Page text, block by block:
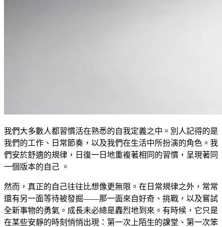
我們大多數人都習慣活在熟悉的自我定義之中。別人記得的是
我們的工作、日常節奏，以及我們在生活中所扮演的角色。我
們安於舒適的規律，日復一日地重複著相同的習慣，呈現著同
一個版本的自己 。
然而，真正的自己往往比想像更無限。在日常規律之外，常常
還有另一面等待被發掘——那一面來自好奇、挑戰，以及嘗試
全新事物的勇氣。成長未必總是轟烈地到來。有時候，它只是
在某些安靜的時刻悄悄出現：第一次上陌生的課堂、第一次笨